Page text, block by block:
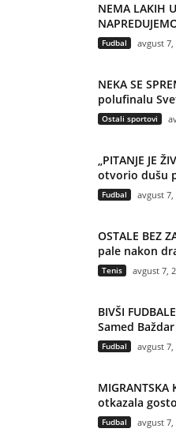
NEMA LAKIH
Fudbal avgust 7,
NEKA SE
polufinalu
Ostali sportovi
„PITANJE JE
otvorio dušu
Fudbal avgust 7,
OSTALE BEZ
pale nakon
Tenis avgust 7,
BIVŠI
Samed
Fudbal avgust 7,
MIGRANTSKA
otkazala
Fudbal avgust 7,